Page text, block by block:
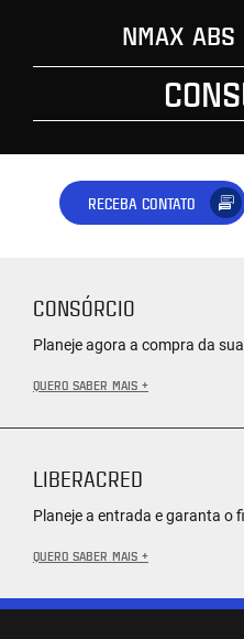
NMAX ABS
RECEBA CONTATO
CONSÓRCIO
Planeje agora a compra da
QUERO SABER MAIS +
LIBERACRED
Planeje a entrada e garanta o
QUERO SABER MAIS +